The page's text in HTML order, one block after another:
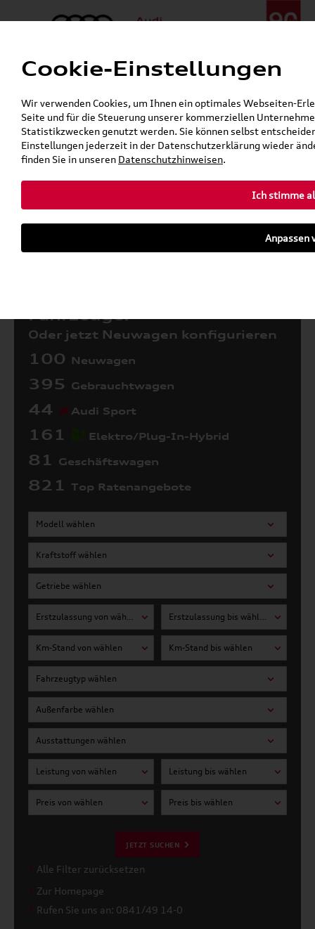
Menü
24h-Pannenhilfe:+49 (0)171 / 870 72 87
Gerade geschlossen
Verkauf:Mo. - Fr. 08:00 - 19:00 Uhr Sa. 09:00 - 13:00 Uhr
Service:Mo. - Fr. 06:00 - 20:00 Uhr Sa. 08:00 - 13:00 Uhr
Zurück zur Startseite
Fahrzeuge:
Oder jetzt Neuwagen konfigurieren
100 Neuwagen
395 Gebrauchtwagen
44 Audi Sport
161 Elektro/Plug-In-Hybrid
81 Geschäftswagen
821 Top Ratenangebote
Modell wählen
Kraftstoff wählen
Getriebe wählen
Erstzulassung von wählen Erstzulassung bis wählen
Km-Stand von wählen Km-Stand bis wählen
Fahrzeugtyp wählen
Außenfarbe wählen
Ausstattungen wählen
Leistung von wählen Leistung bis wählen
Preis von wählen Preis bis wählen
JETZT SUCHEN
Alle Filter zurücksetzen
Zur Homepage
Rufen Sie uns an: 0841/49 14-0
Cookie-Einstellungen
Wir verwenden Cookies, um Ihnen ein optimales Webseiten-
Seite und für die Steuerung unserer kommerziellen
Statistikzwecken genutzt werden. Sie können selbst
Einstellungen jederzeit in der Datenschutzerklärung wieder
finden Sie in unseren Datenschutzhinweisen.
Ich stimme
Anpassen